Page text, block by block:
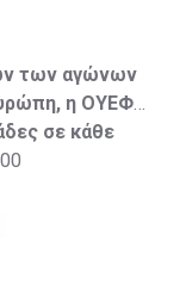
των αγώνων
η ΟΥΕΦΑ
σε κάθε